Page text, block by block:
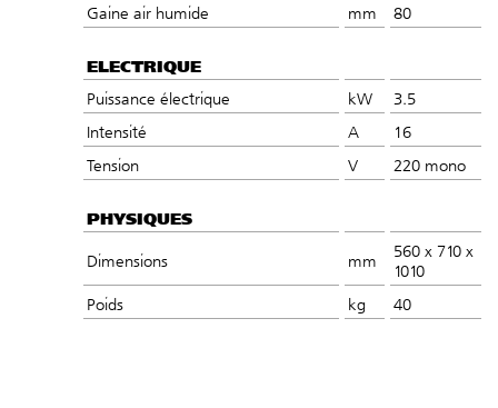
Gaine air humide
mm 80
ELECTRIQUE
Puissance électrique kW
3.5
Intensité
A
16
Tension
V 220 mono
PHYSIQUES
Dimensions mm
560 x 710 x
1010
Poids
kg 40